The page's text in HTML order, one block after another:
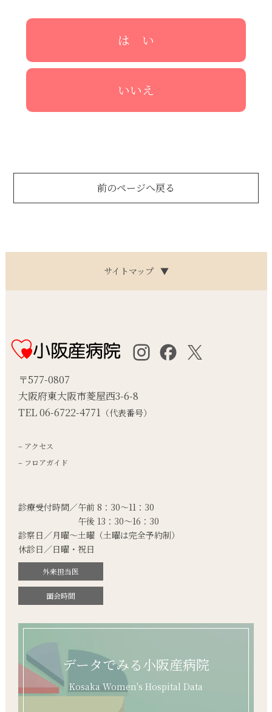
は い
いいえ
前のページへ戻る
サイトマップ ▼
〒577-0807
大阪府東大阪市菱屋西3-6-8
TEL 06-6722-4771 （代表番号）
– アクセス
– フロアガイド
診療受付時間／午前 8：30～11：30
午後 13：30～16：30
診察日／月曜～土曜 （土曜は完全予約制）
休診日／日曜・祝日
外来担当医
面会時間
データでみる小阪産病院
Kosaka Women's Hospital Data